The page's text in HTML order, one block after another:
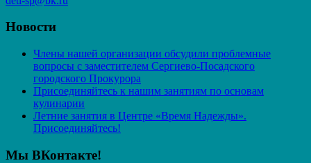
Новости
Члены нашей организации обсудили проблемные
вопросы с заместителем Сергиево-Посадского
городского Прокурора
Присоединяйтесь к нашим занятиям по основам
кулинарии
Летние занятия в Центре «Время Надежды».
Присоединяйтесь!
Мы ВКонтакте!